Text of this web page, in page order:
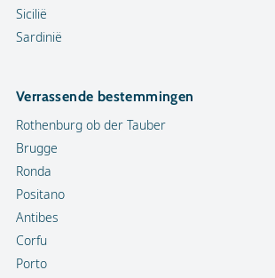
Sicilië
Sardinië
Verrassende bestemmingen
Rothenburg ob der Tauber
Brugge
Ronda
Positano
Antibes
Corfu
Porto